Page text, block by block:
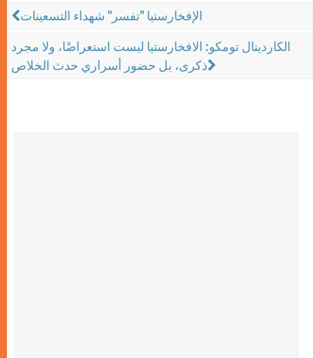
الإفخارستيا "تفسر" شهداء التسعينات
الكاردينال تومكو: الافخارستيا ليست استعراضًا، ولا مجرد
ذكرى، بل حضور أسراري حدث الخلاص